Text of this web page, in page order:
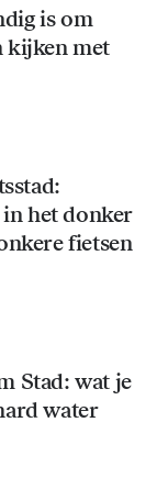
is om
kijken met
het donker
fietsen
Stad: wat je
water